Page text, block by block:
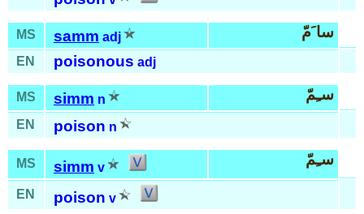
MS samm adj سا َمّ
EN poisonous adj
MS simm n سـِمّ
EN poison n
MS simm v سـِمّ
EN poison v